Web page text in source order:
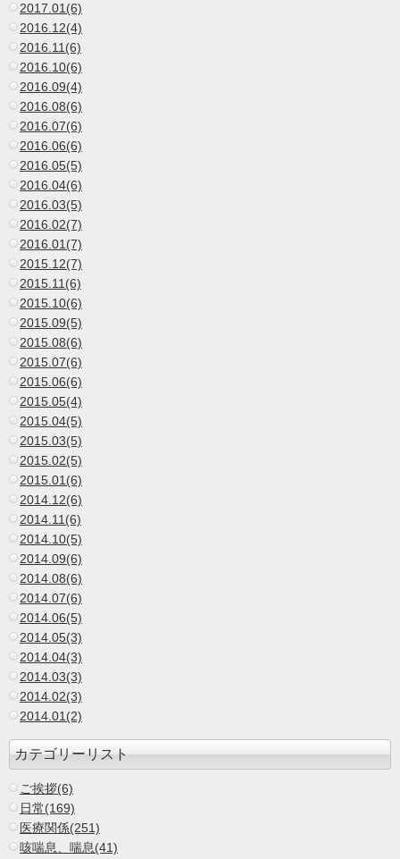
2017.01(6)
2016.12(4)
2016.11(6)
2016.10(6)
2016.09(4)
2016.08(6)
2016.07(6)
2016.06(6)
2016.05(5)
2016.04(6)
2016.03(5)
2016.02(7)
2016.01(7)
2015.12(7)
2015.11(6)
2015.10(6)
2015.09(5)
2015.08(6)
2015.07(6)
2015.06(6)
2015.05(4)
2015.04(5)
2015.03(5)
2015.02(5)
2015.01(6)
2014.12(6)
2014.11(6)
2014.10(5)
2014.09(6)
2014.08(6)
2014.07(6)
2014.06(5)
2014.05(3)
2014.04(3)
2014.03(3)
2014.02(3)
2014.01(2)
カテゴリーリスト
ご挨拶(6)
日常(169)
医療関係(251)
咳喘息、喘息(41)